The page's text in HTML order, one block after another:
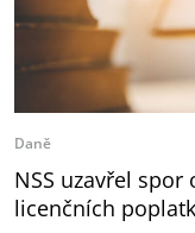
Daně
NSS uzavřel
licenčních